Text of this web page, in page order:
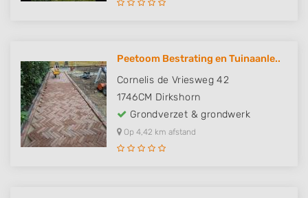
Peetoom Bestrating en Tuinaanle..
Cornelis de Vriesweg 42
1746CM Dirkshorn
Grondverzet & grondwerk
Op 4,42 km afstand